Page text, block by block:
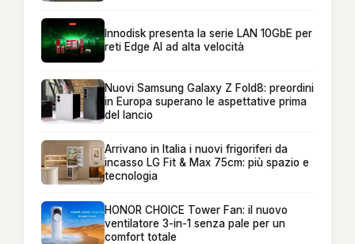
Innodisk presenta la serie LAN 10GbE per
reti Edge AI ad alta velocità
Nuovi Samsung Galaxy Z Fold8: preordini
in Europa superano le aspettative prima
del lancio
Arrivano in Italia i nuovi frigoriferi da
incasso LG Fit & Max 75cm: più spazio e
tecnologia
HONOR CHOICE Tower Fan: il nuovo
ventilatore 3-in-1 senza pale per un
comfort totale